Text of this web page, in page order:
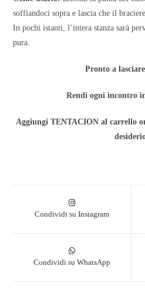
soffiandoci sopra e lascia che il
In pochi istanti, l’intera stanza sarà
pura.
Pronto a
Rendi ogni incontro
Aggiungi TENTACION al carrello
Condividi su Instagram
Condividi su WhatsApp